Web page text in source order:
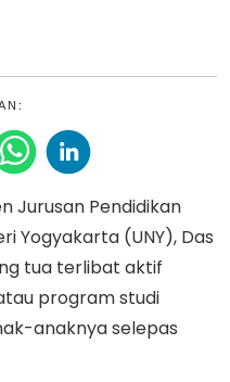
Jurusan Pendidikan
Yogyakarta (UNY), Das
tua terlibat aktif
program studi
anaknya selepas